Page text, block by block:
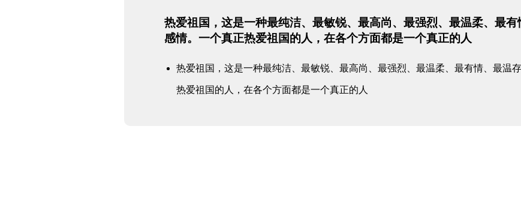
热爱祖国，这是一种最纯洁、最敏锐、最高尚、最强烈、最温柔、最
感情。一个真正热爱祖国的人，在各个方面都是一个真正的人
热爱祖国，这是一种最纯洁、最敏锐、最高尚、最强烈、最温柔、最有情、最温
热爱祖国的人，在各个方面都是一个真正的人